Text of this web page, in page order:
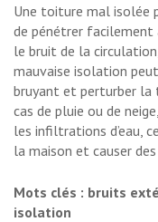
Une toiture mal isolée
de pénétrer facilement
le bruit de la
mauvaise isolation
bruyant et perturber la
cas de pluie ou de
les infiltrations d’eau,
la maison et causer
Mots clés : bruits
isolation